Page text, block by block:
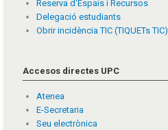
Reserva d'Espais i Recursos
Delegació estudiants
Obrir incidència TIC (TIQUETs TIC)
Accesos directes UPC
Atenea
E-Secretaria
Seu electrònica